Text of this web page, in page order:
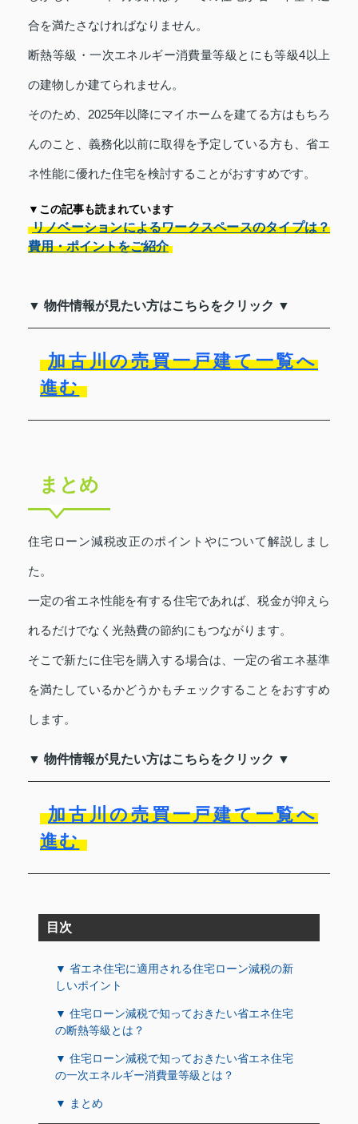
合を満たさなければなりません。
断熱等級・一次エネルギー消費量等級とにも等級4以上
の建物しか建てられません。
そのため、2025年以降にマイホームを建てる方はもちろ
んのこと、義務化以前に取得を予定している方も、省エ
ネ性能に優れた住宅を検討することがおすすめです。
▼この記事も読まれています
リノベーションによるワークスペースのタイプは？
費用・ポイントをご紹介
▼ 物件情報が見たい方はこちらをクリック ▼
加古川の売買一戸建て一覧へ
進む
まとめ
住宅ローン減税改正のポイントやについて解説しまし
た。
一定の省エネ性能を有する住宅であれば、税金が抑えら
れるだけでなく光熱費の節約にもつながります。
そこで新たに住宅を購入する場合は、一定の省エネ基準
を満たしているかどうかもチェックすることをおすすめ
します。
▼ 物件情報が見たい方はこちらをクリック ▼
加古川の売買一戸建て一覧へ
進む
目次
▼ 省エネ住宅に適用される住宅ローン減税の新
しいポイント
▼ 住宅ローン減税で知っておきたい省エネ住宅
の断熱等級とは？
▼ 住宅ローン減税で知っておきたい省エネ住宅
の一次エネルギー消費量等級とは？
▼ まとめ